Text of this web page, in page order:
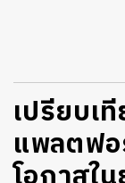
เปรียบเ
แพลตฟอ